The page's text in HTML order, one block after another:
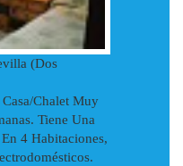
(Dos
chalet Muy
Tiene Una
4 Habitaciones,